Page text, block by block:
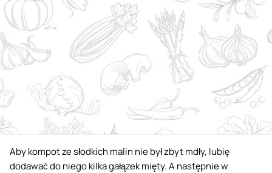
Aby kompot ze słodkich malin nie był zbyt mdły, lubię
dodawać do niego kilka gałązek mięty. A następnie w